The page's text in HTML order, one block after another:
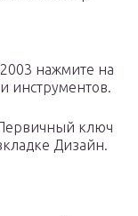
нажмите на
инструментов.
ключ
Дизайн.